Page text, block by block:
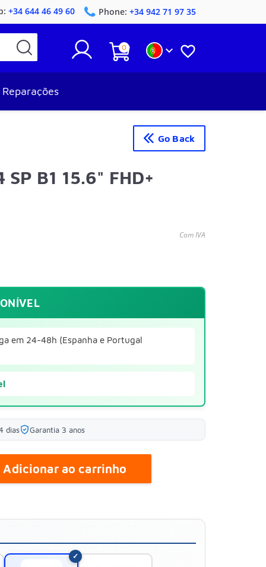
+34 644 46 49 60 Phone: +34 942 71 97 35
0  
Reparações
Go Back
SP B1 15.6" FHD+
Com IVA
em 24-48h (Espanha e Portugal
dias Garantia 3 anos
Adicionar ao carrinho